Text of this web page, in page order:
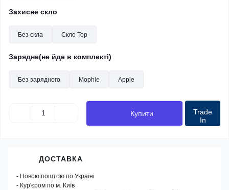
Захисне скло
Без скла Скло Top
Зарядне(не йде в комплекті)
Без зарядного Mophie Apple
Купити
Trade
In
ДОСТАВКА
- Новою поштою по Україні
- Кур'єром по м. Київ